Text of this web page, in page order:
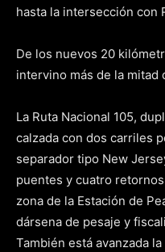
hasta la intersección con
De los nuevos 20
intervino más de la mitad
La Ruta Nacional 105,
calzada con dos carriles
separador tipo New
puentes y cuatro
zona de la Estación de
dársena de pesaje y
También está avanzada